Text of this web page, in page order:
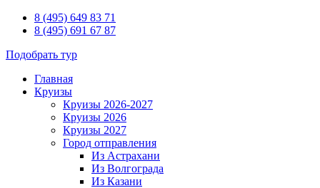
8 (495) 649 83 71
8 (495) 691 67 87
Подобрать тур
Главная
Круизы
Круизы 2026-2027
Круизы 2026
Круизы 2027
Город отправления
Из Астрахани
Из Волгограда
Из Казани